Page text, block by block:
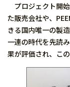
プロジェクト開
た販売会社や、
きる国内唯一の製
一連の時代を先読
果が評価され、こ